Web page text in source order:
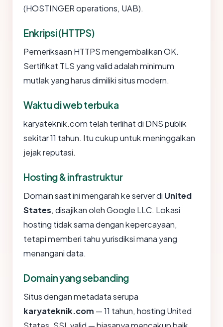
(HOSTINGER operations, UAB).
Enkripsi (HTTPS)
Pemeriksaan HTTPS mengembalikan OK.
Sertifikat TLS yang valid adalah minimum
mutlak yang harus dimiliki situs modern.
Waktu di web terbuka
karyateknik.com telah terlihat di DNS publik
sekitar 11 tahun. Itu cukup untuk meninggalkan
jejak reputasi.
Hosting & infrastruktur
Domain saat ini mengarah ke server di United
States, disajikan oleh Google LLC. Lokasi
hosting tidak sama dengan kepercayaan,
tetapi memberi tahu yurisdiksi mana yang
menangani data.
Domain yang sebanding
Situs dengan metadata serupa
karyateknik.com — 11 tahun, hosting United